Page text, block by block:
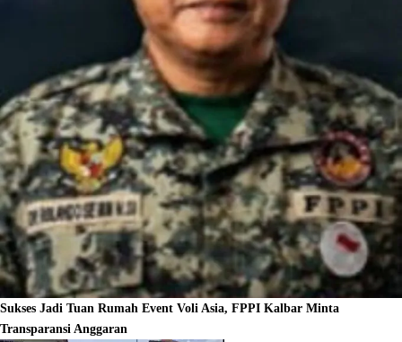
Sukses Jadi Tuan Rumah Event Voli Asia, FPPI Kalbar Minta
Transparansi Anggaran